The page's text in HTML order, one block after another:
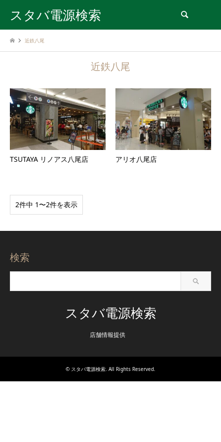
スタバ電源検索
近鉄八尾
近鉄八尾
TSUTAYA リノアス八尾店 アリオ八尾店
2件中 1〜2件を表示
検索
スタバ電源検索
店舗情報提供
© スタバ電源検索 . All Rights Reserved.